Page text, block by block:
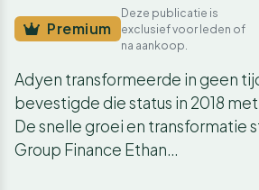
Premium
Deze publicatie is
exclusief voor leden of
na aankoop.
Adyen transformeerde in geen
bevestigde die status in 2018
De snelle groei en transformatie
Group Finance Ethan…